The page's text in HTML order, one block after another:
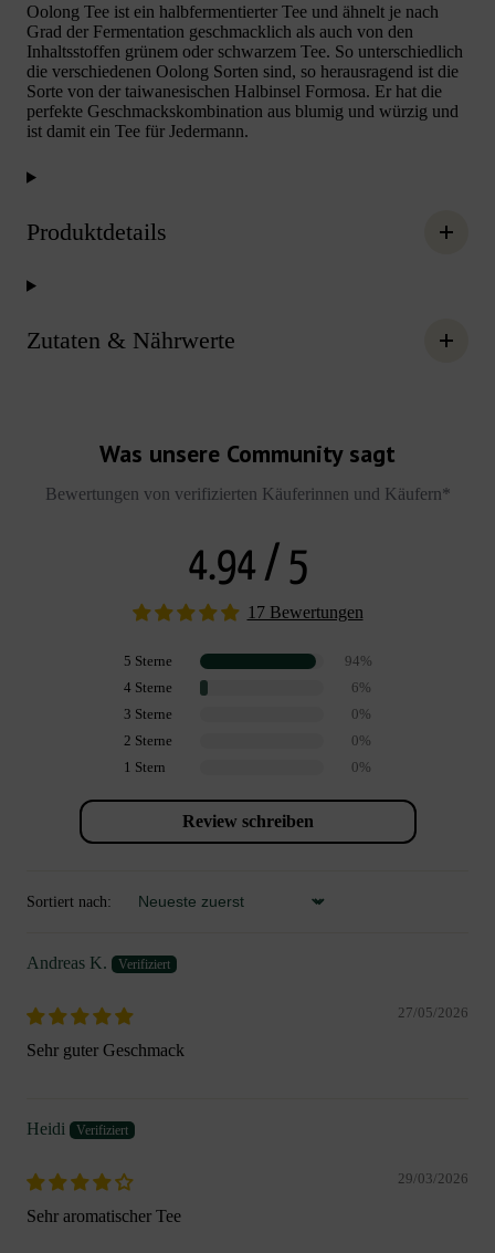
Oolong Tee ist ein halbfermentierter Tee und ähnelt je nach
Grad der Fermentation geschmacklich als auch von den
Inhaltsstoffen grünem oder schwarzem Tee. So unterschiedlich
die verschiedenen Oolong Sorten sind, so herausragend ist die
Sorte von der taiwanesischen Halbinsel Formosa. Er hat die
perfekte Geschmackskombination aus blumig und würzig und
ist damit ein Tee für Jedermann.
Produktdetails
Zutaten & Nährwerte
Was unsere Community sagt
Bewertungen von verifizierten Käuferinnen und Käufern*
4.94 / 5
17 Bewertungen
5 Sterne
94%
4 Sterne
6%
3 Sterne
0%
2 Sterne
0%
1 Stern
0%
Review schreiben
Sortiert nach: Sort by
Andreas K.
27/05/2026
Sehr guter Geschmack
Heidi
29/03/2026
Sehr aromatischer Tee